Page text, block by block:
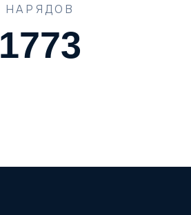
НАРЯДОВ
1773